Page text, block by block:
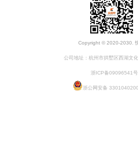
Copyright © 2020-2030.
公司地址：杭州市拱墅区西湖文
浙ICP备09096541号
浙公网安备